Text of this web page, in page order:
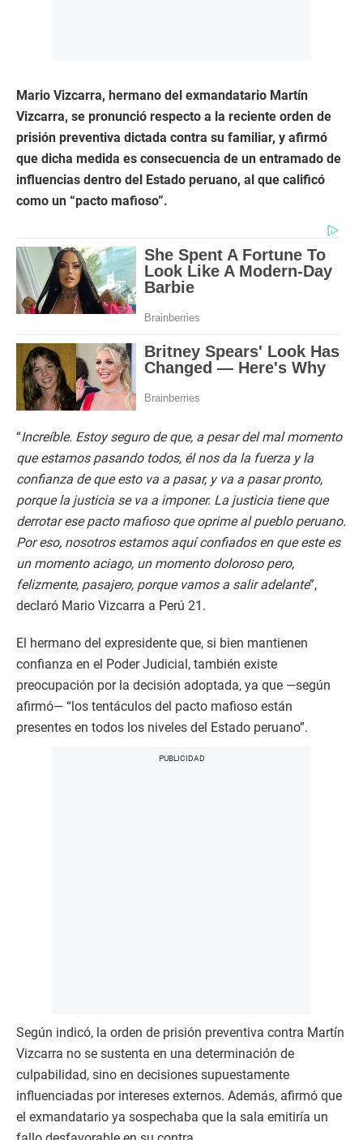
Mario Vizcarra, hermano del exmandatario Martín
Vizcarra, se pronunció respecto a la reciente orden de
prisión preventiva dictada contra su familiar, y afirmó
que dicha medida es consecuencia de un entramado de
influencias dentro del Estado peruano, al que calificó
como un “pacto mafioso”.
“Increíble. Estoy seguro de que, a pesar del mal momento
que estamos pasando todos, él nos da la fuerza y la
confianza de que esto va a pasar, y va a pasar pronto,
porque la justicia se va a imponer. La justicia tiene que
derrotar ese pacto mafioso que oprime al pueblo peruano.
Por eso, nosotros estamos aquí confiados en que este es
un momento aciago, un momento doloroso pero,
felizmente, pasajero, porque vamos a salir adelante”,
declaró Mario Vizcarra a Perú 21.
El hermano del expresidente que, si bien mantienen
confianza en el Poder Judicial, también existe
preocupación por la decisión adoptada, ya que —según
afirmó— “los tentáculos del pacto mafioso están
presentes en todos los niveles del Estado peruano”.
Según indicó, la orden de prisión preventiva contra Martín
Vizcarra no se sustenta en una determinación de
culpabilidad, sino en decisiones supuestamente
influenciadas por intereses externos. Además, afirmó que
el exmandatario ya sospechaba que la sala emitiría un